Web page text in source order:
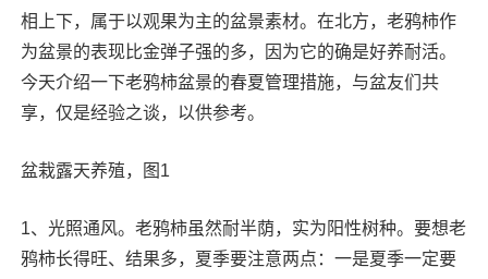
相上下，属于以观果为主的盆景素材。在北方，老鸦柿作
为盆景的表现比金弹子强的多，因为它的确是好养耐活。
今天介绍一下老鸦柿盆景的春夏管理措施，与盆友们共
享，仅是经验之谈，以供参考。
盆栽露天养殖，图1
1、光照通风。老鸦柿虽然耐半荫，实为阳性树种。要想老
鸦柿长得旺、结果多，夏季要注意两点：一是夏季一定要